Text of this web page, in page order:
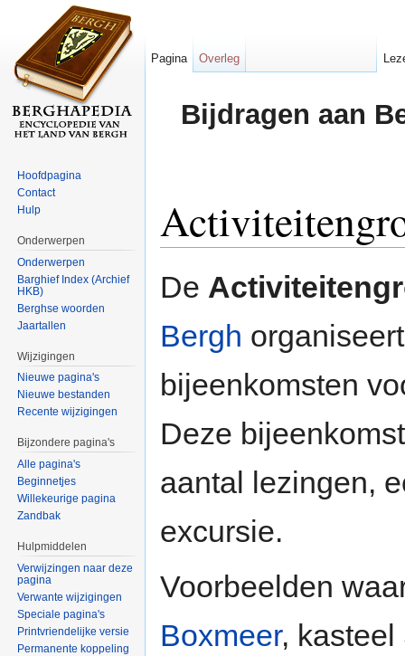
Bijdragen aan
De
Bergh
bijeenkomsten
Deze
aantal lezingen,
excursie.
Voorbeelden
Boxmeer, kasteel
Pagina Overleg
Hoofdpagina
Contact
Hulp
Onderwerpen
Onderwerpen
Barghief Index (Archief
HKB)
Berghse woorden
Jaartallen
Wijzigingen
Nieuwe pagina's
Nieuwe bestanden
Recente wijzigingen
Bijzondere pagina's
Alle pagina's
Beginnetjes
Willekeurige pagina
Zandbak
Hulpmiddelen
Verwijzingen naar deze
pagina
Verwante wijzigingen
Speciale pagina's
Printvriendelijke versie
Permanente koppeling